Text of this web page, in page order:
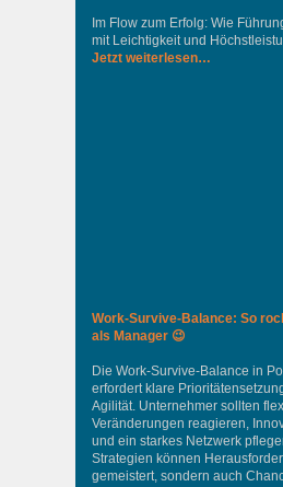
Im Flow zum Erfolg: Wie
mit Leichtigkeit und
Jetzt weiterlesen…
Work-Survive-Balance: So
als Manager 😉
Die Work-Survive-Balance in
erfordert klare
Agilität. Unternehmer sollten
Veränderungen reagieren,
und ein starkes Netzwerk
Strategien können
gemeistert, sondern auch